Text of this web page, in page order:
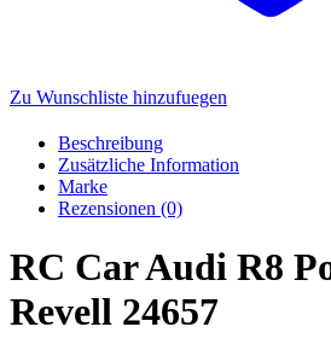
Zu Wunschliste hinzufuegen
Beschreibung
Zusätzliche Information
Marke
Rezensionen (0)
RC Car Audi R8
Revell 24657